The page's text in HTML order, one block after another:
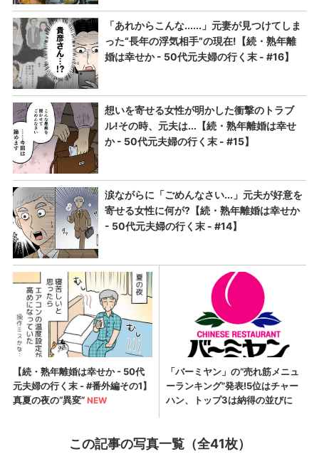
この記事の写真一覧（全41枚）